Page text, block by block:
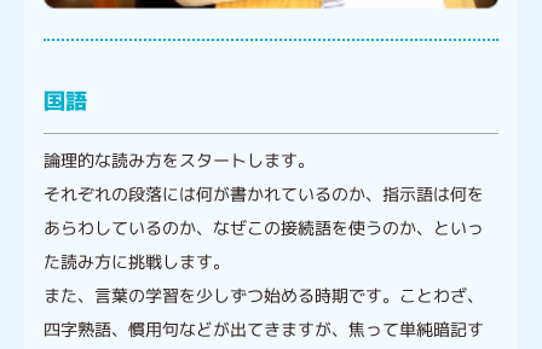
国語
論理的な読み方をスタートします。
それぞれの段落には何が書かれているのか、指示語は何を
あらわしているのか、なぜこの接続語を使うのか、といっ
た読み方に挑戦します。
また、言葉の学習を少しずつ始める時期です。ことわざ、
四字熟語、慣用句などが出てきますが、焦って単純暗記す